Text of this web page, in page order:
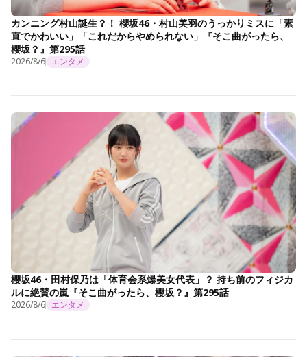
カンニング村山誕生？！ 櫻坂46・村山美羽のうっかりミスに「素
直でかわいい」「これだからやめられない」『そこ曲がったら、
櫻坂？』第295話
2026/8/6 エンタメ
櫻坂46・田村保乃は「体育会系爆美女代表」？ 持ち前のフィジカ
ルに絶賛の嵐『そこ曲がったら、櫻坂？』第295話
2026/8/6 エンタメ